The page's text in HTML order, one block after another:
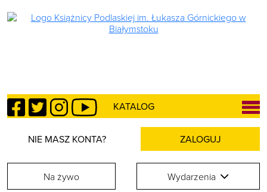
KATALOG
NIE MASZ KONTA? ZALOGUJ
Facebook
TwitterInstagram
YouTube
Na żywo Wydarzenia